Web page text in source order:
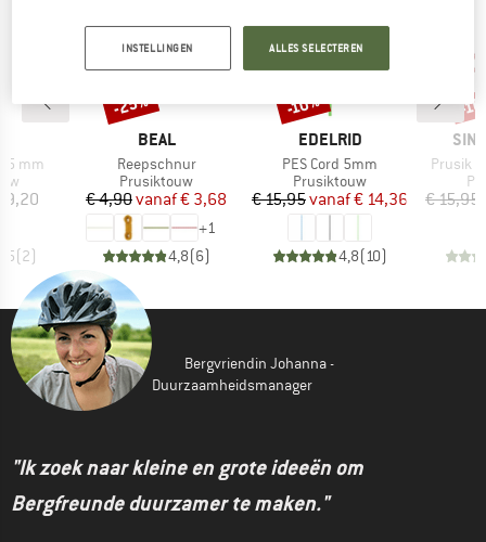
5 mm
(2)
MERK
BEAL
Artikel
Reepschnur
Productgroep
Prusiktouw
Prijs
€ 4,90 Verlaagde prijs
vanaf€ 3,68
+1
4,8(6)
Korting
-25%
MERK
EDELRID
Artikel
PES Cord 5mm
Productgroep
Prusiktouw
Prijs
€ 15,95 Verlaagde prijs
vanaf€ 14,36
4,8(10)
Korting
-10%
Artikel
Prusik
€ 15,95
-
Bergvriendin Johanna -
Duurzaamheidsmanager
"Ik zoek naar kleine en grote ideeën om
Bergfreunde duurzamer te maken."
INSTELLINGEN ALLES SELECTEREN